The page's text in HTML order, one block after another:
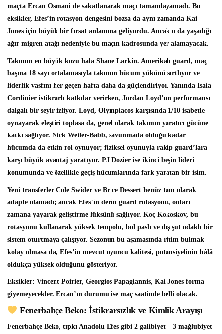
maçta Ercan Osmani de sakatlanarak maçı tamamlayamadı. Bu
eksikler, Efes’in rotasyon dengesini bozsa da aynı zamanda Kai
Jones için büyük bir fırsat anlamına geliyordu. Ancak o da yaşadığı
ağır migren atağı nedeniyle bu maçın kadrosunda yer alamayacak.
Takımın en büyük kozu hala Shane Larkin. Amerikalı guard, maç
başına 18 sayı ortalamasıyla takımın hücum yükünü sırtlıyor ve
liderlik vasfını her geçen hafta daha da güçlendiriyor. Yanında Isaia
Cordinier istikrarlı katkılar verirken, Jordan Loyd’un performansı
dalgalı bir seyir izliyor. Loyd, Olympiacos karşısında 1/10 isabetle
oynayarak eleştiri toplasa da, genel olarak takımın yaratıcı gücüne
katkı sağlıyor. Nick Weiler-Babb, savunmada olduğu kadar
hücumda da etkin rol oynuyor; fiziksel oyunuyla rakip guard’lara
karşı büyük avantaj yaratıyor. PJ Dozier ise ikinci beşin lideri
konumunda ve özellikle geçiş hücumlarında fark yaratan bir isim.
Yeni transferler Cole Swider ve Brice Dessert henüz tam olarak
adapte olamadı; ancak Efes’in derin guard rotasyonu, onları
zamana yayarak geliştirme lüksünü sağlıyor. Koç Kokoskov, bu
rotasyonu kullanarak yüksek tempolu, bol paslı ve dış şut odaklı bir
sistem oturtmaya çalışıyor. Sezonun bu aşamasında ritim bulmak
kolay olmasa da, Efes’in mevcut oyuncu kalitesi, potansiyelinin hâlâ
oldukça yüksek olduğunu gösteriyor.
Eksikler: Vincent Poirier, Georgios Papagiannis, Kai Jones forma
giyemeyecekler. Ercan’ın durumu ise maç saatinde belli olacak.
Fenerbahçe Beko: İstikrarsızlık ve Kimlik Arayışı
Fenerbahçe Beko, tıpkı Anadolu Efes gibi 2 galibiyet – 3 mağlubiyet